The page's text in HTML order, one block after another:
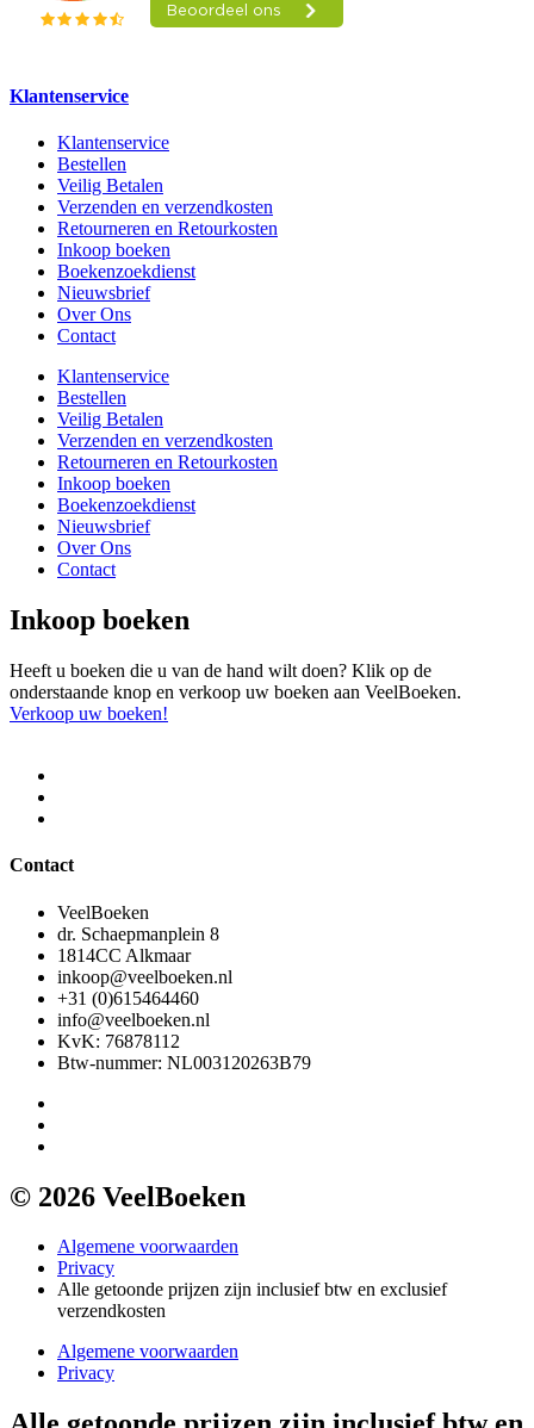
Klantenservice
Klantenservice
Bestellen
Veilig Betalen
Verzenden en verzendkosten
Retourneren en Retourkosten
Inkoop boeken
Boekenzoekdienst
Nieuwsbrief
Over Ons
Contact
Klantenservice
Bestellen
Veilig Betalen
Verzenden en verzendkosten
Retourneren en Retourkosten
Inkoop boeken
Boekenzoekdienst
Nieuwsbrief
Over Ons
Contact
Inkoop boeken
Heeft u boeken die u van de hand wilt doen? Klik op de
onderstaande knop en verkoop uw boeken aan VeelBoeken.
Verkoop uw boeken!
Contact
VeelBoeken
dr. Schaepmanplein 8
1814CC Alkmaar
inkoop@veelboeken.nl
+31 (0)615464460
info@veelboeken.nl
KvK: 76878112
Btw-nummer: NL003120263B79
© 2026 VeelBoeken
Algemene voorwaarden
Privacy
Alle getoonde prijzen zijn inclusief btw en exclusief
verzendkosten
Algemene voorwaarden
Privacy